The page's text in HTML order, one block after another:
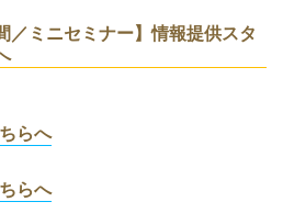
／ミニセミナー】情報提供スタ
らへ
らへ